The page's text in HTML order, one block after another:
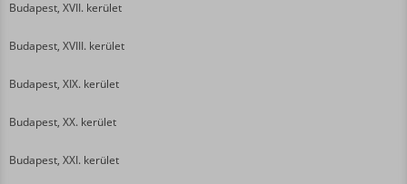
Budapest, XVII. kerület
Budapest, XVIII. kerület
Budapest, XIX. kerület
Budapest, XX. kerület
Budapest, XXI. kerület